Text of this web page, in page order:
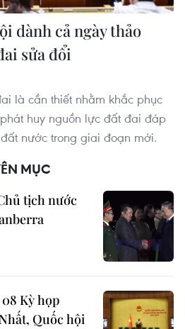
dành cả ngày thảo
sửa đổi
là cần thiết nhằm khắc phục
huy nguồn lực đất đai đáp
nước trong giai đoạn mới.
MỤC
tịch nước
Kỳ họp
Quốc hội